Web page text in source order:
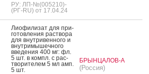
РУ: ЛП-№(005210)-
(РГ-RU) от 17.04.24
Ли­офи­лизат для при­
готов­ле­ния рас­тво­ра
для внут­ри­вен­но­го и
внут­ри­мышеч­но­го
вве­дения 400 мг: фл.
5 шт. в компл. с рас­
тво­рите­лем 5 мл амп.
5 шт.
БРЫНЦАЛОВ-А
(Россия)